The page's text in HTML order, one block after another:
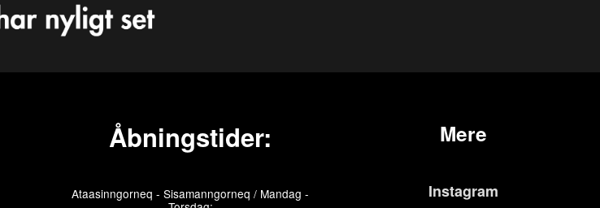
Åbningstider:
Ataasinngorneq - Sisamanngorneq / Mandag -
Mere
Instagram